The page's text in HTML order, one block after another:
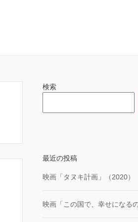
検索
最近の投稿
映画「タヌキ計画」（2020）
映画「この国で、幸せになる